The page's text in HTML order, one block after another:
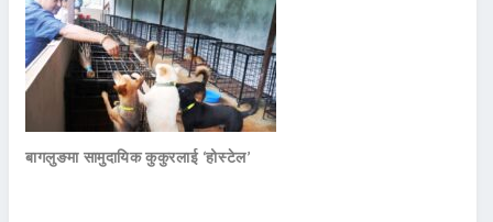
बागलुङमा सामुदायिक कुकुरलाई ‘होस्टेल’